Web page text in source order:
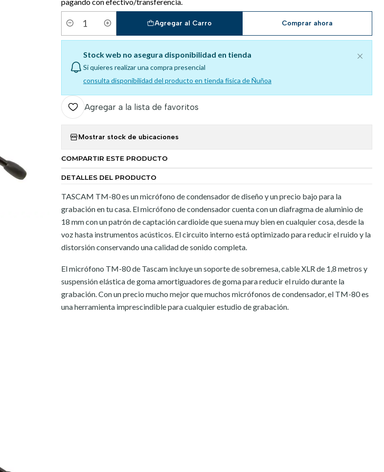
Cantidad
Agregar al Carro Comprar ahora
Stock web no asegura disponibilidad en tienda
Si quieres realizar una compra presencial
consulta disponibilidad del producto en tienda física de Ñuñoa
Agregar a la lista de favoritos
Mostrar stock de ubicaciones
COMPARTIR ESTE PRODUCTO
DETALLES DEL PRODUCTO
TASCAM TM-80 es un micrófono de condensador de diseño y un precio bajo para la
grabación en tu casa. El micrófono de condensador cuenta con un diafragma de aluminio de
18 mm con un patrón de captación cardioide que suena muy bien en cualquier cosa, desde la
voz hasta instrumentos acústicos. El circuito interno está optimizado para reducir el ruido y la
distorsión conservando una calidad de sonido completa.
El micrófono TM-80 de Tascam incluye un soporte de sobremesa, cable XLR de 1,8 metros y
suspensión elástica de goma amortiguadores de goma para reducir el ruido durante la
grabación. Con un precio mucho mejor que muchos micrófonos de condensador, el TM-80 es
una herramienta imprescindible para cualquier estudio de grabación.